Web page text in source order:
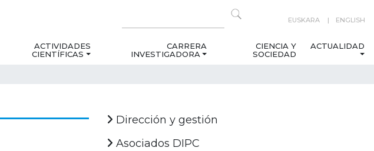
EUSKARA ENGLISH
ACTIVIDADES
CIENTÍFICAS
CARRERA
INVESTIGADORA
CIENCIA Y
SOCIEDAD
ACTUALIDAD
Dirección y gestión
Asociados DIPC